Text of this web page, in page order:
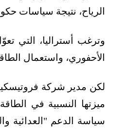
الرياح، نتيجة سياسات
وترغب أستراليا، التي
الأحفوري، واستعمال
لكن مدير شركة
ميزتها النسبية في
سياسة الدعم "العدائية